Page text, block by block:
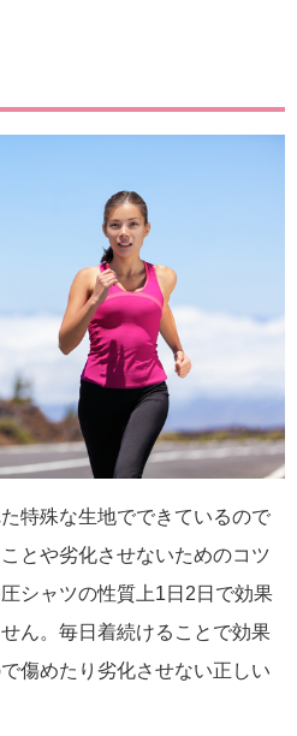
特殊な生地でできているので
とや劣化させないためのコツ
シャツの性質上1日2日で効果
ん。毎日着続けることで効果
傷めたり劣化させない正しい